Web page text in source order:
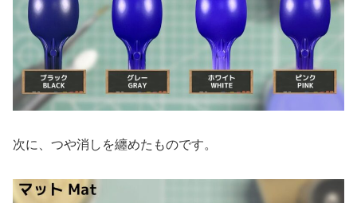
次に、つや消しを纏めたものです。